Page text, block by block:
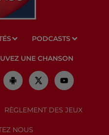
PODCASTS
UNE CHANSON
RÈGLEMENT DES JEUX
NOUS